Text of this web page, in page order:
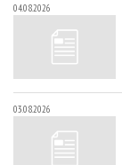
04.08.2026
03.08.2026